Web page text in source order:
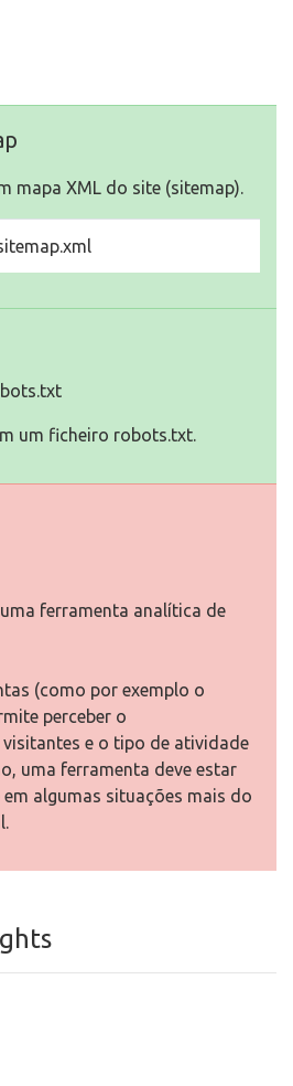
mapa XML do site (sitemap).
um ficheiro robots.txt.
ferramenta analítica de
(como por exemplo o
perceber o
e o tipo de atividade
uma ferramenta deve estar
algumas situações mais do